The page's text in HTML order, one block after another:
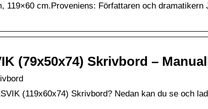
119×60 cm.Proveniens: Författaren och dramatikern
(79x50x74) Skrivbord –
(119x60x74) Skrivbord? Nedan kan du se och